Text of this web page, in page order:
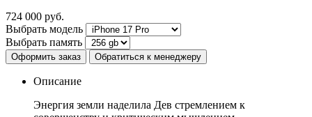
724 000 руб.
Выбрать модель
Выбрать память
Оформить заказ Обратиться к менеджеру
Описание
Энергия земли наделила Дев стремлением к